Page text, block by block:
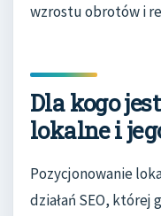
wzrostu obrotów i
Dla kogo
lokalne i
Pozycjonowanie
działań SEO, której